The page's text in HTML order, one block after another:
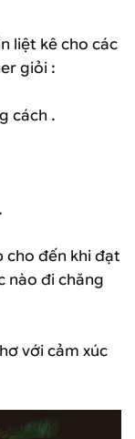
liệt kê cho các
giỏi :
cách .
đến khi đạt
nào đi chăng
với cảm xúc